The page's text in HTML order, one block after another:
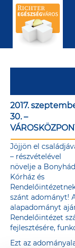
2017.
30. –
Jöjjön el
– részvételével
növelje a
Kórház és
szánt adományt!
alapadományt
Rendelőintézet
fejlesztésére,
Ezt az